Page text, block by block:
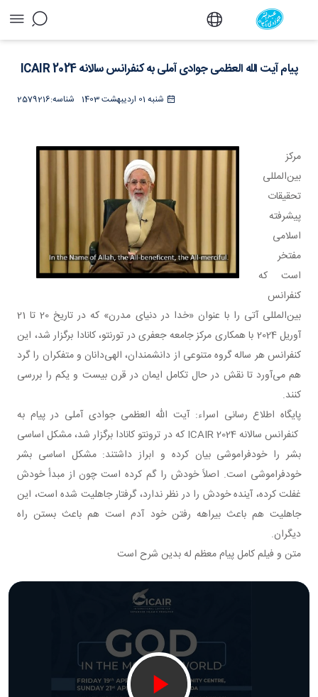
پیام آیت الله العظمی جوادی آملی به کنفرانس
سالانه ICAIR 2024 - دفتر
پیام آیت الله العظمی جوادی آملی به کنفرانس سالانه ICAIR 2024
شنبه 01 اردیبهشت 1403 2579216شناسه:
​​​​​​​مرکز
بین‌المللی
تحقیقات
پیشرفته
اسلامی
مفتخر
است که
کنفرانس
بین‌المللی آتی را با عنوان «خدا در دنیای مدرن» که در تاریخ 20 تا 21
آوریل 2024 با همکاری مرکز جامعه جعفری در تورنتو، کانادا برگزار شد، این
کنفرانس هر ساله گروه متنوعی از دانشمندان، الهی‌دانان و متفکران را گرد
هم می‌آورد تا نقش در حال تکامل ایمان در قرن بیست و یکم را بررسی
کنند.
پایگاه اطلاع رسانی اسراء: آیت الله العظمی جوادی آملی در پیام به
کنفرانس سالانه ICAIR 2024 که در ترونتو کانادا برگزار شد، مشکل اساسی
بشر را خودفراموشی بیان کرده و ابراز داشتند: مشکل اساسی بشر
خودفراموشی است. اصلاً خودش را گم کرده است چون از مبدأ خودش
غفلت کرده، آینده خودش را در نظر ندارد، گرفتار جاهلیت شده است، این
جاهلیت هم باعث بیراهه رفتن خود آدم است هم باعث بستن راه
دیگران.
متن و فیلم کامل پیام معظم له بدین شرح است